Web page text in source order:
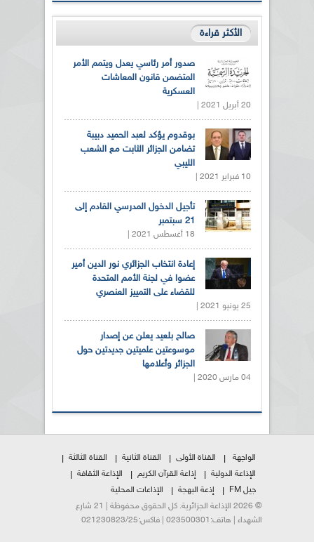
الأكثر قراءة
صدور أمر رئاسي يعدل ويتمم الأمر
المتضمن قانون المعاشات
العسكرية
20 أبريل 2021 |
بوقدوم يؤكد لعبد الحميد دبيبة
تضامن الجزائر الثابت مع الشعب
الليبي
10 فبراير 2021 |
تأجيل الدخول المدرسي القادم إلى
21 سبتمبر
18 أغسطس 2021 |
إعادة انتخاب الجزائري نور الدين أمير
عضوا في لجنة الأمم المتحدة
للقضاء على التمييز العنصري
25 يونيو 2021 |
صالح بلعيد يعلن عن إصدار
موسوعتين علميتين جديدتين حول
الجزائر وأعلامها
04 مارس 2020 |
الواجهة القناة الأولى القناة الثانية
القناة الثالثة
الإذاعة الدولية
إذاعة القرآن الكريم
الإذاعة الثقافة
جيل FM
إذعة البهجة
الإذاعات المحلية
© 2026 الإذاعة الجزائرية. كل الحقوق محفوظة | 21 شارع
الشهداء | هاتف:023500301 | فاكس:021230823/25